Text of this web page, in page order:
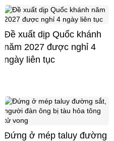
Đề xuất dịp Quốc khánh
năm 2027 được nghỉ 4
ngày liên tục
Đứng ở mép taluy đường